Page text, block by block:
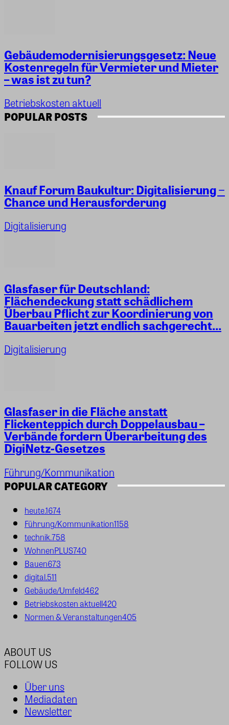
Gebäudemodernisierungsgesetz: Neue
Kostenregeln für Vermieter und Mieter
– was ist zu tun?
Betriebskosten aktuell
POPULAR POSTS
Knauf Forum Baukultur: Digitalisierung −
Chance und Herausforderung
Digitalisierung
Glasfaser für Deutschland:
Flächendeckung statt schädlichem
Überbau Pflicht zur Koordinierung von
Bauarbeiten jetzt endlich sachgerecht...
Digitalisierung
Glasfaser in die Fläche anstatt
Flickenteppich durch Doppelausbau –
Verbände fordern Überarbeitung des
DigiNetz-Gesetzes
Führung/Kommunikation
POPULAR CATEGORY
heute.1674
Führung/Kommunikation1158
technik.758
WohnenPLUS740
Bauen673
digital.511
Gebäude/Umfeld462
Betriebskosten aktuell420
Normen & Veranstaltungen405
ABOUT US
FOLLOW US
Über uns
Mediadaten
Newsletter